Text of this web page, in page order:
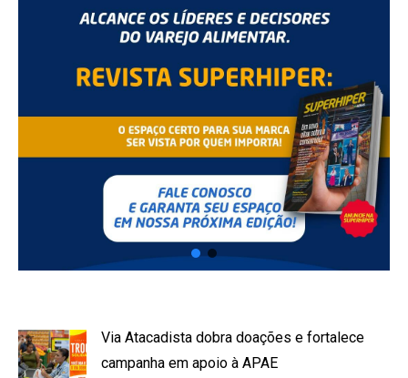
Via Atacadista dobra doações e fortalece
campanha em apoio à APAE